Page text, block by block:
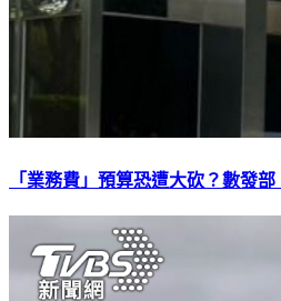
「業務費」預算恐遭大砍？數發